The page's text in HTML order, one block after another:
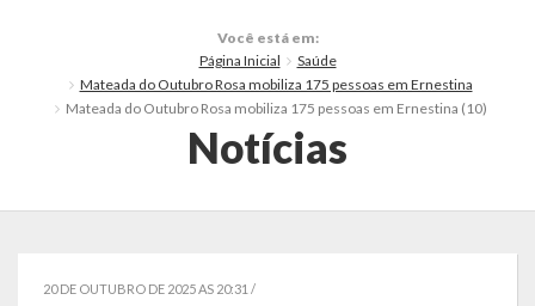
Dados Gerais
Símbolos
Você está em:
Página Inicial
Saúde
Mateada do Outubro Rosa mobiliza 175 pessoas em Ernestina
Mateada do Outubro Rosa mobiliza 175 pessoas em Ernestina (10)
Notícias
20 DE OUTUBRO DE 2025 AS 20:31 /